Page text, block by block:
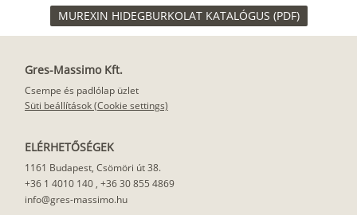
MUREXIN HIDEGBURKOLAT KATALÓGUS (PDF)
Gres-Massimo Kft.
Csempe és padlólap üzlet
Süti beállítások (Cookie settings)
ELÉRHETŐSÉGEK
1161 Budapest, Csömöri út 38.
+36 1 4010 140 , +36 30 855 4869
info@gres-massimo.hu